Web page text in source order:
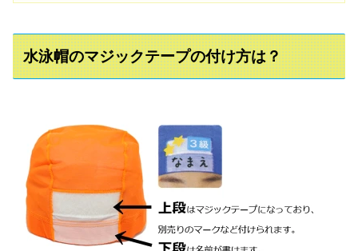
水泳帽のマジックテープの付け方は？